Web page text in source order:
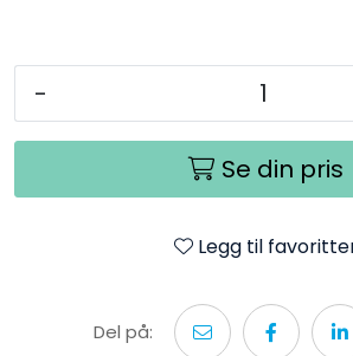
-
Se din pris
Legg til
Del på: